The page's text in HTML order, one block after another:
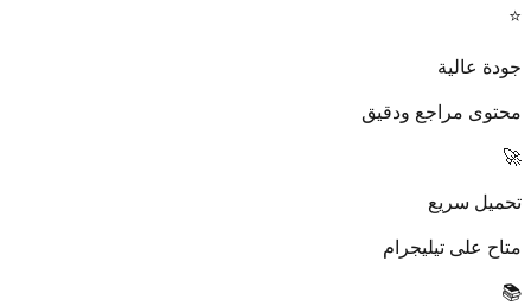
⭐
جودة عالية
محتوى مراجع ودقيق
🚀
تحميل سريع
متاح على تيليجرام
📚